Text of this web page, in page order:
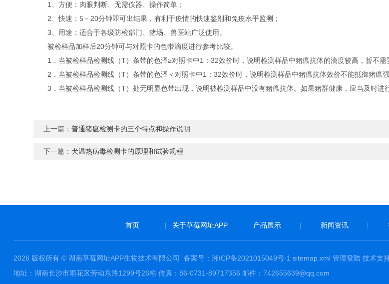
1、方便：肉眼判断、无需仪器、操作简单；
2、快速：5－20分钟即可出结果，有利于疫情的快速鉴别和免疫水平监测；
3、用途：适合于各级防检部门、猪场、兽医站广泛使用。
被检样品加样后20分钟可与对照卡的色带滴度进行参考比较。
1．当被检样品检测线（T）条带的色泽≥对照卡中1：32效价时，说明检测样品中猪瘟抗体的滴度较高，暂不需
2．当被检样品检测线（T）条带的色泽＜对照卡中1：32效价时，说明检测样品中猪瘟抗体效价不能抵御猪瘟强
3．当被检样品检测线（T）处无明显色带出现，说明被检测样品中没有猪瘟抗体。如果猪群健康，应当及时进
上一篇：普通猪瘟检测卡的三个特点和操作说明
下一篇：犬温热病毒检测卡的原理和试验规程
首页 关于草莓网址APP 产品展示 新闻资讯
2026 版权所有 © 湖南草莓网址APP生物技术有限公司 备案号：湘ICP备2021015049号-1 sitemap.xml 管理登陆技术支持
地址：湖南长沙市雨花区劳动东路1299号26栋 传真：86-0731-89717356 邮件：742655639@qq.com